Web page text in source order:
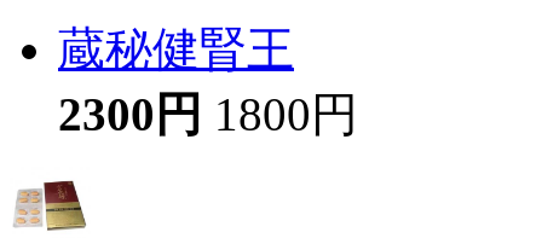
蔵秘健腎王
2300円 1800円